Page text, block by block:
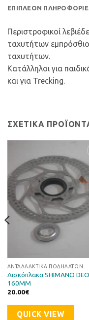
ΕΠΙΠΛΈΟΝ
Περιστροφικοί
ταχυτήτων
ταχυτήτων.
Κατάλληλοι για
και για Trecking.
ΣΧΕΤΙΚΆ
στη
ΑΝΤΑΛΛΑΚΤΙΚΆ ΠΟΔΗΛΆΤΩΝ
Δισκόπλακα SHIMANO
160MM
20.00€
QUICK VIEW